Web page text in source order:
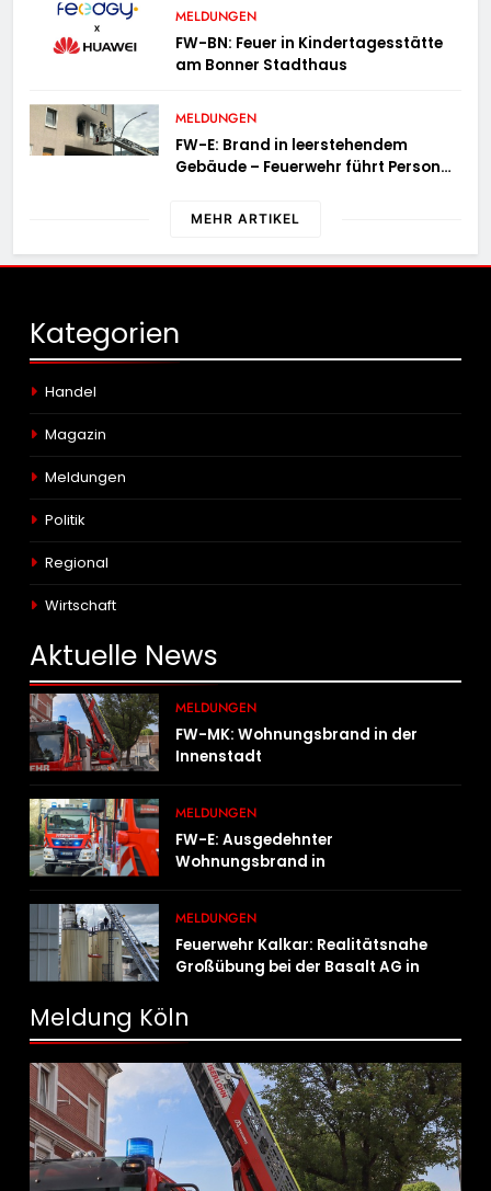
Einsatzkräfte
MELDUNGEN
FW-BN: Feuer in Kindertagesstätte
am Bonner Stadthaus
MELDUNGEN
FW-E: Brand in leerstehendem
Gebäude – Feuerwehr führt Person
MEHR ARTIKEL
Kategorien
Handel
Magazin
Meldungen
Politik
Regional
Wirtschaft
Aktuelle News
MELDUNGEN
FW-MK: Wohnungsbrand in der
Innenstadt
MELDUNGEN
FW-E: Ausgedehnter
Wohnungsbrand in
MELDUNGEN
Feuerwehr Kalkar: Realitätsnahe
Großübung bei der Basalt AG in
Einsatzkräfte
Meldung Köln